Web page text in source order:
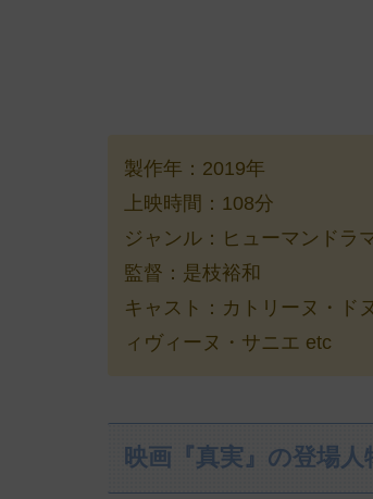
製作年：2019年
上映時間：108分
ジャンル：ヒューマンドラ
監督：是枝裕和
キャスト：カトリーヌ・ド
ィヴィーヌ・サニエ etc
映画『真実』の登場人